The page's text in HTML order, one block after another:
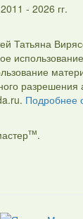
- 2026 гг.
Татьяна
использование
разрешения
Подробнее
тм.